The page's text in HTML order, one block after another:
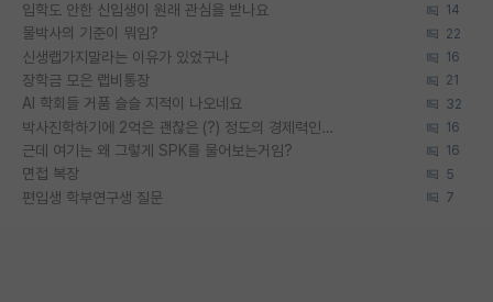
입학도 안한 신입생이 원래 관심을 받나요 14
물박사의 기준이 뭐임? 22
신생랩가지말라는 이유가 있었구나 16
장학금 모은 랩비통장 21
AI 학회들 거품 슬슬 지적이 나오네요 32
박사진학하기에 2억은 괜찮은 (?) 정도의 경제력인가요 16
근데 여기는 왜 그렇게 SPK를 물어보는거임? 16
면접 복장 5
편입생 학부연구생 질문 7